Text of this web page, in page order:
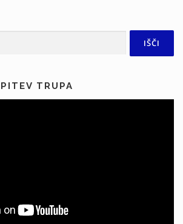
TRUPA